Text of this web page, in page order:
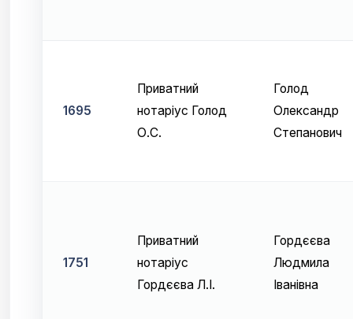
1695
Приватний
нотаріус Голод
О.С.
Голод
Олександр
Степанович
1751
Приватний
нотаріус
Гордєєва Л.І.
Гордєєва
Людмила
Іванівна